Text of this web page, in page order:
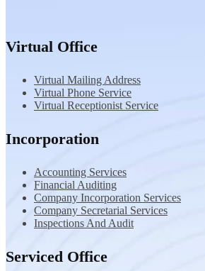
Virtual Office
Virtual Mailing Address
Virtual Phone Service
Virtual Receptionist Service
Incorporation
Accounting Services
Financial Auditing
Company Incorporation Services
Company Secretarial Services
Inspections And Audit
Serviced Office